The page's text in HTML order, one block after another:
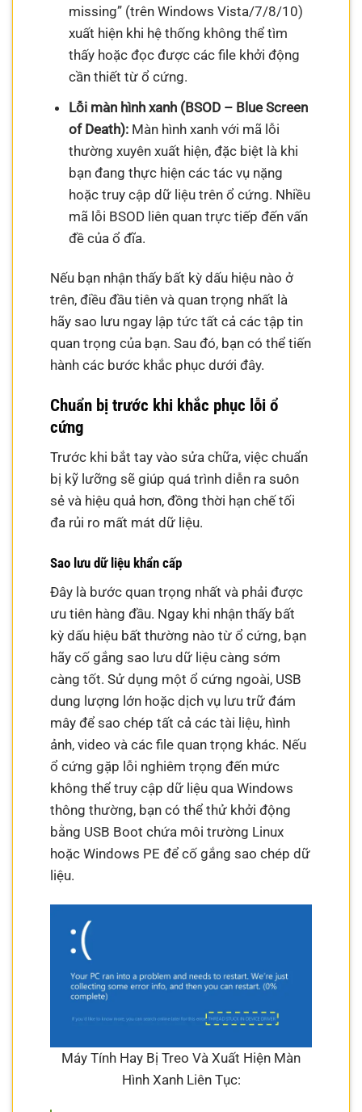
missing” (trên Windows Vista/7/8/10)
xuất hiện khi hệ thống không thể tìm
thấy hoặc đọc được các file khởi động
cần thiết từ ổ cứng.
Lỗi màn hình xanh (BSOD – Blue Screen
of Death):Màn hình xanh với mã lỗi
thường xuyên xuất hiện, đặc biệt là khi
bạn đang thực hiện các tác vụ nặng
hoặc truy cập dữ liệu trên ổ cứng. Nhiều
mã lỗi BSOD liên quan trực tiếp đến vấn
đề của ổ đĩa.
Nếu bạn nhận thấy bất kỳ dấu hiệu nào ở
trên, điều đầu tiên và quan trọng nhất là
hãy sao lưu ngay lập tức tất cả các tập tin
quan trọng của bạn. Sau đó, bạn có thể tiến
hành các bước khắc phục dưới đây.
Chuẩn bị trước khi khắc phục lỗi ổ
cứng
Trước khi bắt tay vào sửa chữa, việc chuẩn
bị kỹ lưỡng sẽ giúp quá trình diễn ra suôn
sẻ và hiệu quả hơn, đồng thời hạn chế tối
đa rủi ro mất mát dữ liệu.
Sao lưu dữ liệu khẩn cấp
Đây là bước quan trọng nhất và phải được
ưu tiên hàng đầu. Ngay khi nhận thấy bất
kỳ dấu hiệu bất thường nào từ ổ cứng, bạn
hãy cố gắng sao lưu dữ liệu càng sớm
càng tốt. Sử dụng một ổ cứng ngoài, USB
dung lượng lớn hoặc dịch vụ lưu trữ đám
mây để sao chép tất cả các tài liệu, hình
ảnh, video và các file quan trọng khác. Nếu
ổ cứng gặp lỗi nghiêm trọng đến mức
không thể truy cập dữ liệu qua Windows
thông thường, bạn có thể thử khởi động
bằng USB Boot chứa môi trường Linux
hoặc Windows PE để cố gắng sao chép dữ
liệu.
Máy Tính Hay Bị Treo Và Xuất Hiện Màn
Hình Xanh Liên Tục: